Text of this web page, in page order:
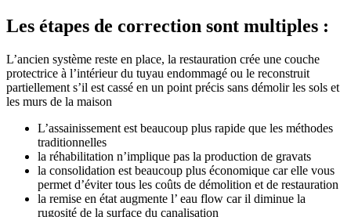
Les étapes de correction sont multiples :
L’ancien système reste en place, la restauration crée une couche
protectrice à l’intérieur du tuyau endommagé ou le reconstruit
partiellement s’il est cassé en un point précis sans démolir les sols et
les murs de la maison
L’assainissement est beaucoup plus rapide que les méthodes
traditionnelles
la réhabilitation n’implique pas la production de gravats
la consolidation est beaucoup plus économique car elle vous
permet d’éviter tous les coûts de démolition et de restauration
la remise en état augmente l’ eau flow car il diminue la
rugosité de la surface du canalisation